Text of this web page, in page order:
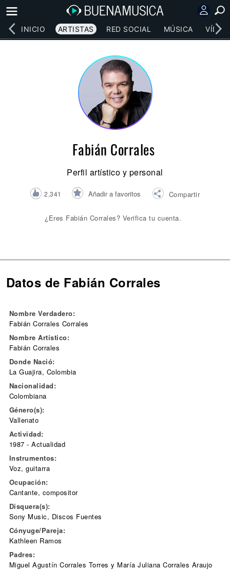
INICIO ARTISTAS RED SOCIAL MÚSICA
Fabián Corrales
Perfil artístico y personal
2,341 Añadir a favoritos Compartir
¿Eres Fabián Corrales? Verifica tu cuenta.
Datos de Fabián Corrales
Nombre Verdadero:
Fabián Corrales Corrales
Nombre Artístico:
Fabián Corrales
Donde Nació:
La Guajira, Colombia
Nacionalidad:
Colombiana
Género(s):
Vallenato
Actividad:
1987 - Actualidad
Instrumentos:
Voz, guitarra
Ocupación:
Cantante, compositor
Disquera(s):
Sony Music, Discos Fuentes
Cónyuge/Pareja:
Kathleen Ramos
Padres:
Miguel Agustín Corrales Torres y María Juliana Corrales Araujo